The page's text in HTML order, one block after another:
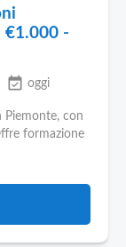
€1.000 -
event_available oggi
Piemonte, con
formazione